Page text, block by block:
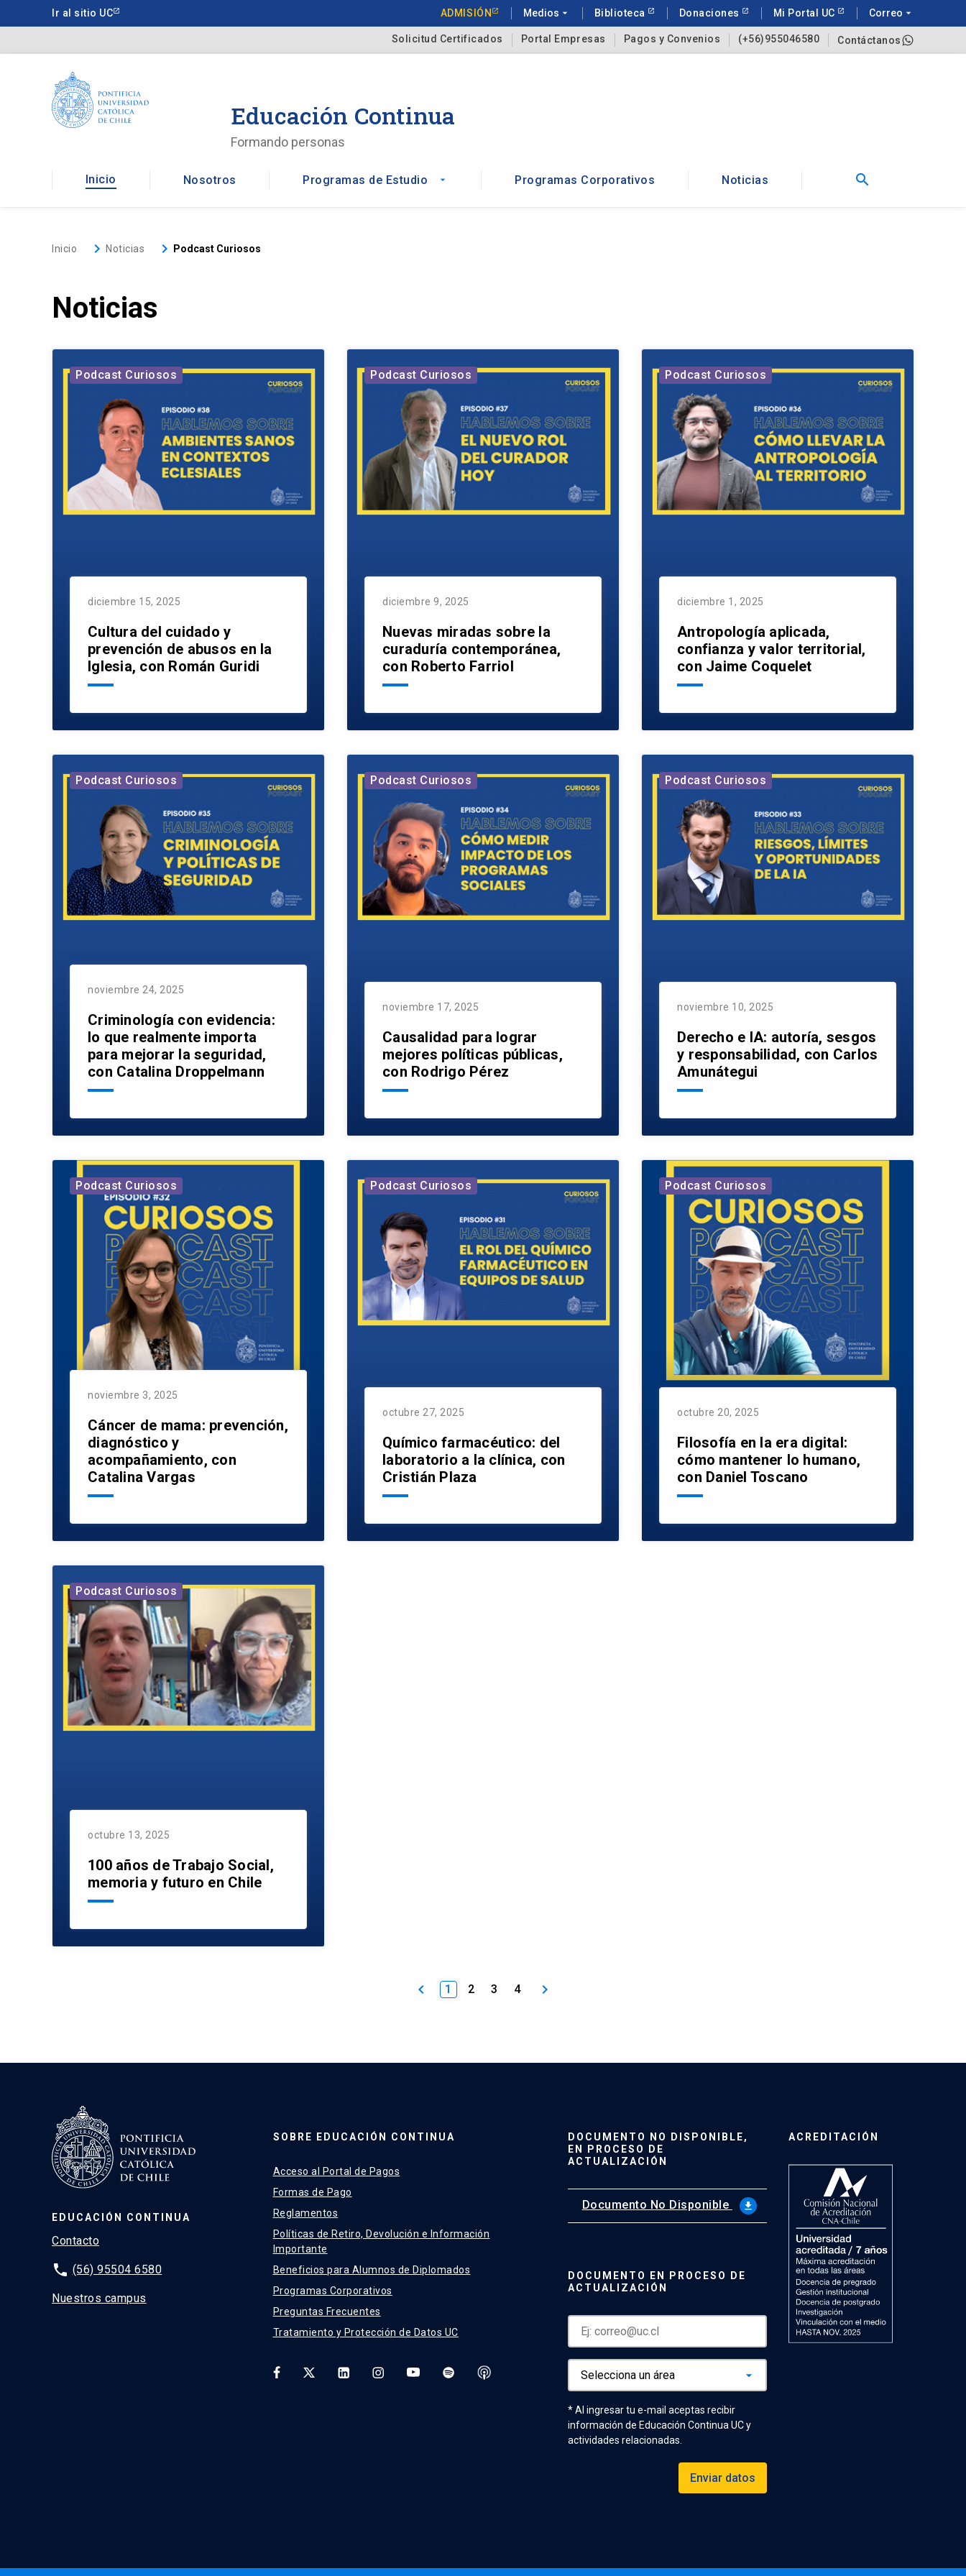
a
Ir al sitio UC ADMISIÓN Medios arrow_drop_down Biblioteca Donaciones Mi Portal UC Correo arrow_drop_down
Solicitud Certificados Portal Empresas Pagos y Convenios (+56)955046580 Contáctanos
Educación Continua
Formando personas
Inicio Nosotros Programas de Estudio arrow_drop_down Programas Corporativos Noticias search
Inicio keyboard_arrow_rightNoticias keyboard_arrow_right Podcast Curiosos
Noticias
Podcast Curiosos
diciembre 15, 2025
Cultura del cuidado y
prevención de abusos en la
Iglesia, con Román Guridi
Podcast Curiosos
diciembre 9, 2025
Nuevas miradas sobre la
curaduría contemporánea,
con Roberto Farriol
Podcast Curiosos
diciembre 1, 2025
Antropología aplicada,
confianza y valor territorial,
con Jaime Coquelet
Podcast Curiosos
noviembre 24, 2025
Criminología con evidencia:
lo que realmente importa
para mejorar la seguridad,
con Catalina Droppelmann
Podcast Curiosos
noviembre 17, 2025
Causalidad para lograr
mejores políticas públicas,
con Rodrigo Pérez
Podcast Curiosos
noviembre 10, 2025
Derecho e IA: autoría, sesgos
y responsabilidad, con Carlos
Amunátegui
Podcast Curiosos
noviembre 3, 2025
Cáncer de mama: prevención,
diagnóstico y
acompañamiento, con
Catalina Vargas
Podcast Curiosos
octubre 27, 2025
Químico farmacéutico: del
laboratorio a la clínica, con
Cristián Plaza
Podcast Curiosos
octubre 20, 2025
Filosofía en la era digital:
cómo mantener lo humano,
con Daniel Toscano
Podcast Curiosos
octubre 13, 2025
100 años de Trabajo Social,
memoria y futuro en Chile
keyboard_arrow_left 1 2 3 4 keyboard_arrow_right
EDUCACIÓN CONTINUA
Contacto
phone (56) 95504 6580
Nuestros campus
SOBRE EDUCACIÓN CONTINUA
Acceso al Portal de Pagos
Formas de Pago
Reglamentos
Políticas de Retiro, Devolución e Información
Importante
Beneficios para Alumnos de Diplomados
Programas Corporativos
Preguntas Frecuentes
Tratamiento y Protección de Datos UC
DOCUMENTO NO DISPONIBLE,
EN PROCESO DE
ACTUALIZACIÓN
Documento No Disponible file_download
DOCUMENTO EN PROCESO DE
ACTUALIZACIÓN
* Al ingresar tu e-mail aceptas recibir
información de Educación Continua UC y
actividades relacionadas.
Enviar datos
ACREDITACIÓN